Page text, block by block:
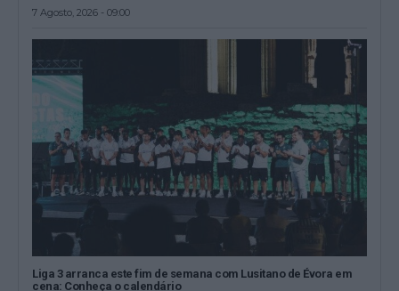
7 Agosto, 2026 - 09:00
Liga 3 arranca este fim de semana com Lusitano de Évora em
cena: Conheça o calendário